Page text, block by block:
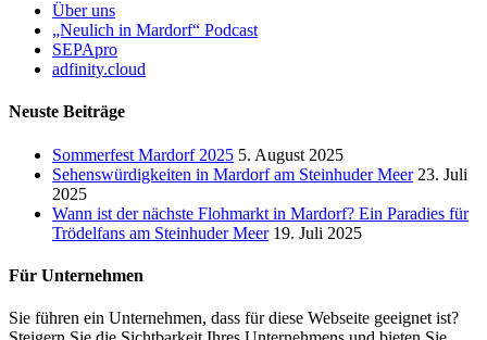
Über uns
„Neulich in Mardorf“ Podcast
SEPApro
adfinity.cloud
Neuste Beiträge
Sommerfest Mardorf 2025 5. August 2025
Sehenswürdigkeiten in Mardorf am Steinhuder Meer 23. Juli
2025
Wann ist der nächste Flohmarkt in Mardorf? Ein Paradies für
Trödelfans am Steinhuder Meer 19. Juli 2025
Für Unternehmen
Sie führen ein Unternehmen, dass für diese Webseite geeignet ist?